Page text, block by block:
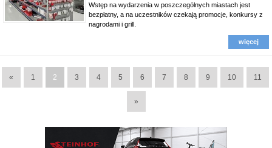
Wstęp na wydarzenia w poszczególnych miastach jest
bezpłatny, a na uczestników czekają promocje, konkursy z
nagrodami i grill.
więcej
« 1 2 3 4 5 6 7 8 9 10 11
»